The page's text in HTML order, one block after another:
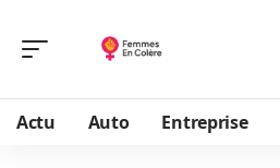
Actu Auto Entreprise